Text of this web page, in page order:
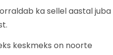
ka sellel aastal juba
keskmeks on noorte